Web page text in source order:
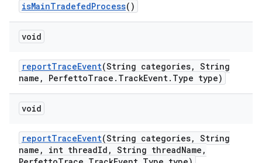
isMainTradefedProcess()
void
reportTraceEvent(String categories, String
name , PerfettoTrace . TrackEvent. Type type)
void
reportTraceEvent(String categories, String
name , int threadId , String threadName ,